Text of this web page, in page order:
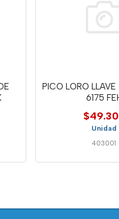
PICO LORO
6175
Unidad
403001